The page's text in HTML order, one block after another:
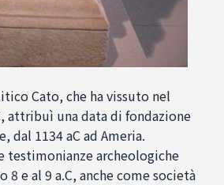
Cato, che ha vissuto nel
attribuì una data di fondazione
dal 1134 aC ad Ameria.
testimonianze archeologiche
8 e al 9 a.C, anche come società